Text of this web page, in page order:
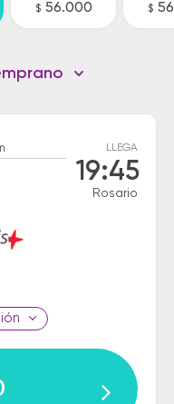
$ 56.000 $
LLEGA
19:45
Rosario